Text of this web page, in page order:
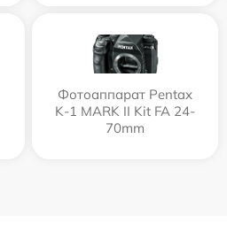
Фотоаппарат Pentax
K-1 MARK II Kit FA 24-
70mm